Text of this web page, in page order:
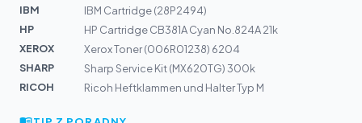
IBM
IBM Cartridge (28P2494)
HP
HP Cartridge CB381A Cyan No.824A 21k
XEROX
Xerox Toner (006R01238) 6204
SHARP
Sharp Service Kit (MX620TG) 300k
RICOH
Ricoh Heftklammen und Halter Typ M